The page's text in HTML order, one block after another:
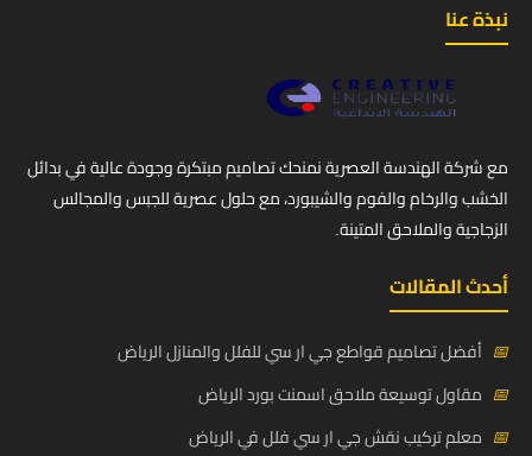
نبذة عنا
مع شركة الهندسة العصرية نمنحك تصاميم مبتكرة وجودة عالية في بدائل
الخشب والرخام والفوم والشيبورد، مع حلول عصرية للجبس والمجالس
الزجاجية والملاحق المتينة.
أحدث المقالات
📅 أفضل تصاميم قواطع جي ار سي للفلل والمنازل الرياض
📅 مقاول توسيعة ملاحق اسمنت بورد الرياض
📅 معلم تركيب نقش جي ار سي فلل في الرياض